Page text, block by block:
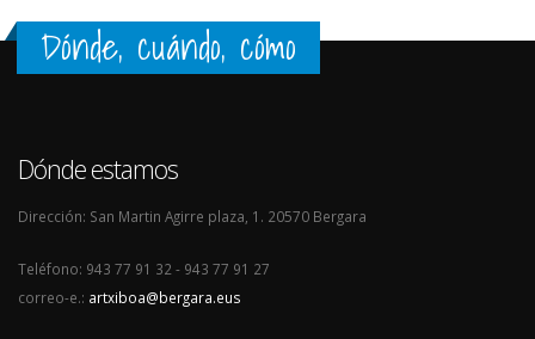
Dónde, cuándo, cómo
Dónde estamos
Dirección: San Martin Agirre plaza, 1. 20570 Bergara
Teléfono: 943 77 91 32 - 943 77 91 27
correo-e.: artxiboa@bergara.eus